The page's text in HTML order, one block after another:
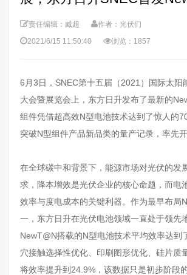
责任编辑：臧超
作者：光伏们
2021/6/15 11:50:40
浏览：1857
6月3日，SNEC第十五届（2021）国际太阳
大会暨展览会上，东方日升发布了最新的
组件凭借超高效N型电池技术达到了惊人的
突破N型组件产品新品类的量产记录，率先
在全球碳中和背景下，能源市场对光伏的发
求，降本增效是光伏企业的核心命题，而电
效率与度电成本的关键利器。作为最早布局
一，东方日升在光伏电池领域一直处于领先
NewT@N搭载的N型电池技术平均效率达到
穴接触选择性优化、印刷图形优化、硅片质
将效率提升到24.9%，该数据只是初步阶段